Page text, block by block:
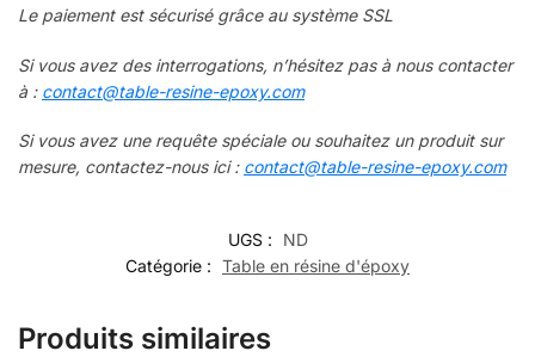
Le paiement est sécurisé grâce au système SSL
Si vous avez des interrogations, n’hésitez pas à nous contacter
à : contact@table-resine-epoxy.com
Si vous avez une requête spéciale ou souhaitez un produit sur
mesure, contactez-nous ici : contact@table-resine-epoxy.com
UGS :
ND
Catégorie : Table en résine d'époxy
Produits similaires